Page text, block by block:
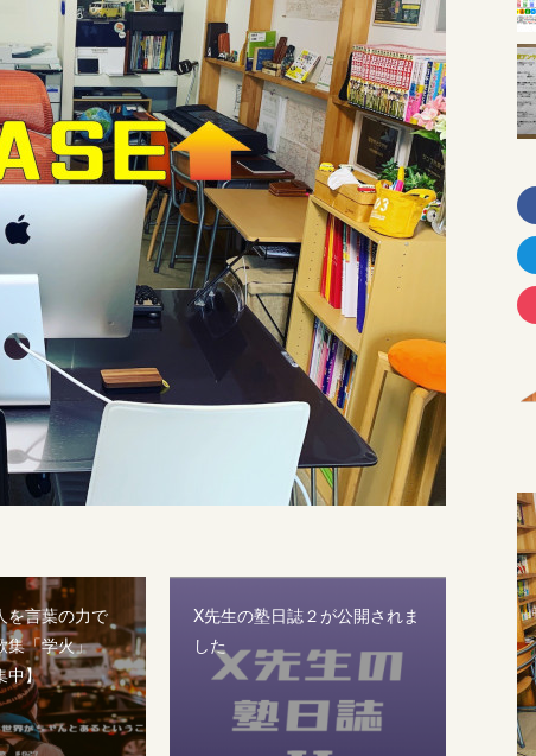
を言葉の力で
集「学火」
中】
X先生の塾日誌２が公開されま
した